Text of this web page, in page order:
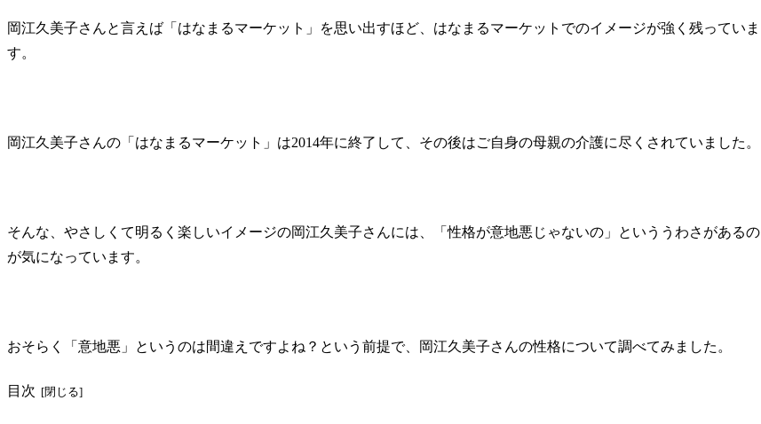
岡江久美子さんと言えば「はなまるマーケット」を思い出すほど、はなまるマーケットでのイメージが強く残っていま
す。
岡江久美子さんの「はなまるマーケット」は2014年に終了して、その後はご自身の母親の介護に尽くされていました。
そんな、やさしくて明るく楽しいイメージの岡江久美子さんには、「性格が意地悪じゃないの」といううわさがあるの
が気になっています。
おそらく 「意地悪」というのは間違え ですよね？という前提で、岡江久美子さんの性格について調べてみました。
目次